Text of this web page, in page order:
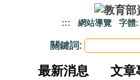
::: 網站導覽 字體:
關鍵詞:
最新消息 文章